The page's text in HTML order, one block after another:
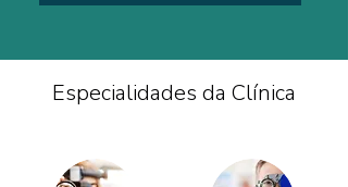
Especialidades da Clínica